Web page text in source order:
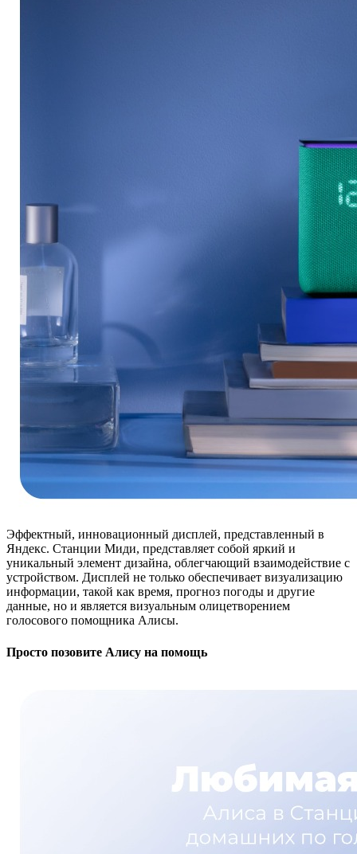
Эффектный, инновационный дисплей, представленный в
Яндекс. Станции Миди, представляет собой яркий и
уникальный элемент дизайна, облегчающий взаимодействие с
устройством. Дисплей не только обеспечивает визуализацию
информации, такой как время, прогноз погоды и другие
данные, но и является визуальным олицетворением
голосового помощника Алисы.
Просто позовите Алису на помощь